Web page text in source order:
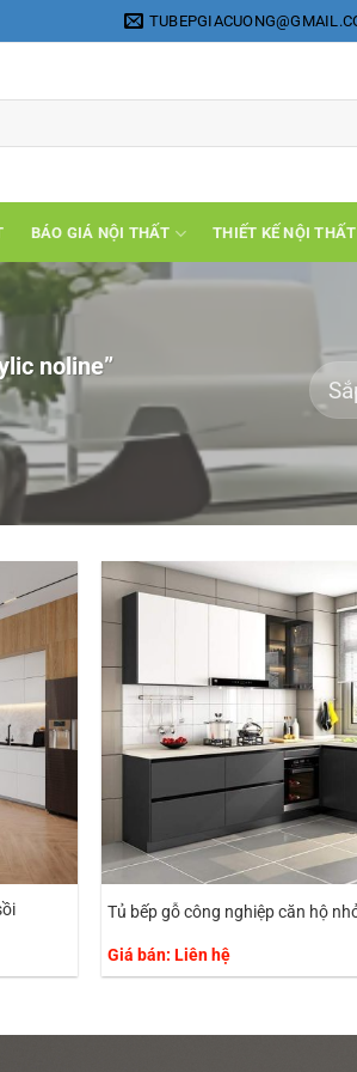
BÁO GIÁ NỘI THẤT THIẾT KẾ NỘI THẤT
noline”
Tủ bếp gỗ công nghiệp căn hộ
Giá bán: Liên hệ